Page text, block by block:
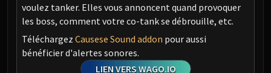
voulez tanker. Elles vous annoncent quand provoquer
les boss, comment votre co-tank se débrouille, etc.
Téléchargez Causese Sound addon pour aussi
bénéficier d'alertes sonores.
LIEN VERS WAGO.IO